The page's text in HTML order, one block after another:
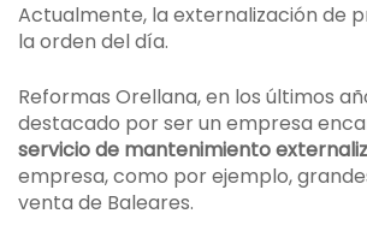
Actualmente, la externalización de
la orden del día.
Reformas Orellana, en los últimos
destacado por ser un empresa
servicio de mantenimiento
empresa, como por ejemplo,
venta de Baleares.